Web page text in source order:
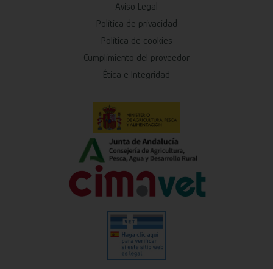
Aviso Legal
Política de privacidad
Política de cookies
Cumplimiento del proveedor
Ética e Integridad